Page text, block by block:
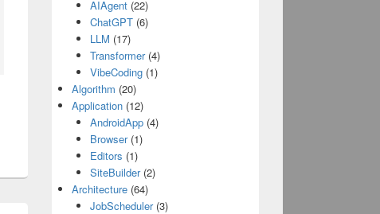
AIAgent(22)
ChatGPT(6)
LLM (17)
Transformer(4)
VibeCoding(1)
Algorithm (20)
Application (12)
AndroidApp(4)
Browser(1)
Editors (1)
SiteBuilder(2)
Architecture (64)
JobScheduler(3)